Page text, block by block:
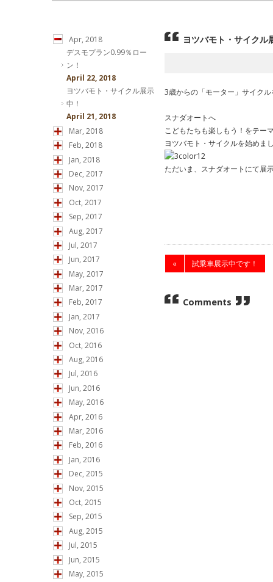
Apr, 2018
デスモプラン0.99％ロー
ン！
April 22, 2018
ヨツバモト・サイクル展示
中！
April 21, 2018
Mar, 2018
Feb, 2018
Jan, 2018
Dec, 2017
Nov, 2017
Oct, 2017
Sep, 2017
Aug, 2017
Jul, 2017
Jun, 2017
May, 2017
Mar, 2017
Feb, 2017
Jan, 2017
Nov, 2016
Oct, 2016
Aug, 2016
Jul, 2016
Jun, 2016
May, 2016
Apr, 2016
Mar, 2016
Feb, 2016
Jan, 2016
Dec, 2015
Nov, 2015
Oct, 2015
Sep, 2015
Aug, 2015
Jul, 2015
Jun, 2015
May, 2015
ヨツバモト・サイクル
3歳からの「モーター」サイク
スナダオートへ
こどもたちも楽しもう！をテー
ヨツバモト・サイクルを始めま
ただいま、スナダオートにて展
« 試乗車展示中です！
Comments